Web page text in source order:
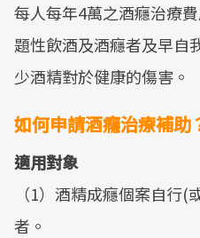
每人每年4萬之酒癮治療
題性飲酒及酒癮者及早自
少酒精對於健康的傷害。
如何申請酒癮治療補助
適用對象
（1）酒精成癮個案自行
者。